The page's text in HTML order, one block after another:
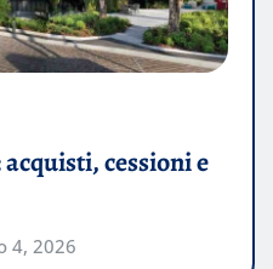
cessioni e
4, 2026